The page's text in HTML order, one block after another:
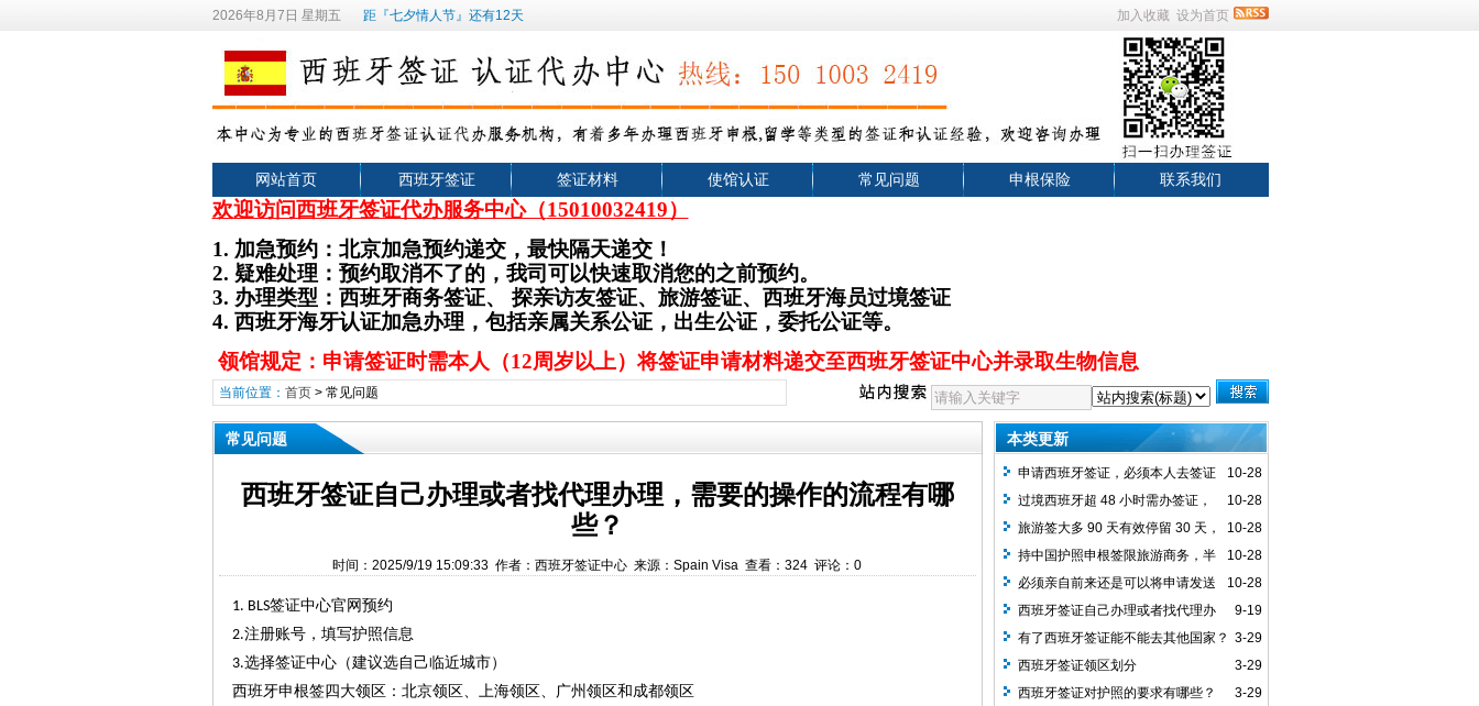
2026年8月7日 星期五 距『七夕情人节』还有12天 加入收藏 设为首页
网站首页 西班牙签证 签证材料 使馆认证 常见问题 申根保险 联系我们
欢迎访问西班牙签证代办服务中心（15010032419）
1. 加急预约：北京加急预约递交，最快隔天递交！
2. 疑难处理：预约取消不了的，我司可以快速取消您的之前预约。
3. 办理类型 ： 西班牙商务签证、 探亲访友签证、旅游签证、西班牙海员过境签证
4. 西班牙海牙认证加急办理，包括亲属关系公证，出生公证，委托公证等。
领馆规定：申请签证时需本人（12周岁以上）将签证申请材料递交至西班牙签证中心并录取生物信息
当前位置： 首页> 常见问题
常见问题
西班牙签证自己办理或者找代理办理，需要的操作的流程有哪
些？
时间：2025/9/19 15:09:33 作者：西班牙签证中心 来源：Spain Visa 查看：324 评论：0
1. BLS签证中心官网预约
2.注册账号，填写护照信息
3.选择签证中心（建议选自己临近城市）
西班牙申根签四大领区：北京领区、上海领区、广州领区和成都领区
本类更新
10-28
申请西班牙签证，必须本人去签证
中心吗？
10-28
过境西班牙超 48 小时需办签证，
停留 5 天能申请延长吗？
10-28
旅游签大多 90 天有效停留 30 天，
能申请延长停留时间吗？
10-28
持中国护照申根签限旅游商务，半
年超 90 天停留真的不行吗？
10-28
必须亲自前来还是可以将申请发送
到西班牙签证申请中心？
9-19
西班牙签证自己办理或者找代理办
理，需要的操作的流程有哪些？
3-29
有了西班牙签证能不能去其他国家？
或者用欧洲其他国家签证能不能去西班
牙？
3-29
西班牙签证领区划分
3-29
西班牙签证对护照的要求有哪些？